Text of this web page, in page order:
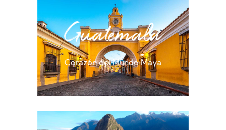
Guatemala
Corazón del Mundo Maya